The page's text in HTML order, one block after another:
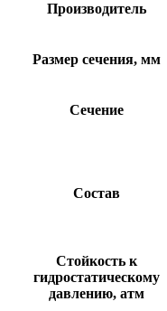
Производитель
Размер сечения, мм
Сечение
Состав
Стойкость к
гидростатическому
давлению, атм